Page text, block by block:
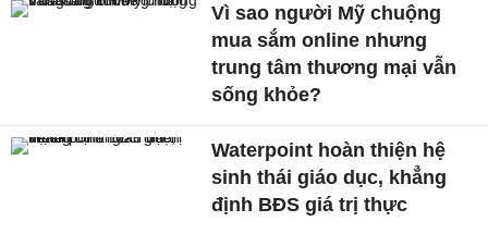
Vì sao người Mỹ chuộng
mua sắm online nhưng
trung tâm thương mại vẫn
sống khỏe?
Waterpoint hoàn thiện hệ
sinh thái giáo dục, khẳng
định BĐS giá trị thực